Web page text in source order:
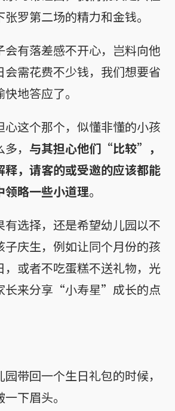
罗第二场的精力和金钱。
会有落差感不开心，岂料向他
会需花费不少钱，我们想要省
地答应了。
心这个那个，似懂非懂的小孩
， 与其担心他们“比较”，
释，请客的或受邀的应该都能
领略一些小道理。
有选择，还是希望幼儿园以不
子庆生，例如让同个月份的孩
，或者不吃蛋糕不送礼物，光
长来分享“小寿星”成长的点
带回一个生日礼包的时候，
下眉头。